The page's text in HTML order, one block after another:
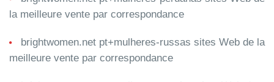
la meilleure vente par correspondance
brightwomen.net pt+mulheres-russas sites Web de la
meilleure vente par correspondance